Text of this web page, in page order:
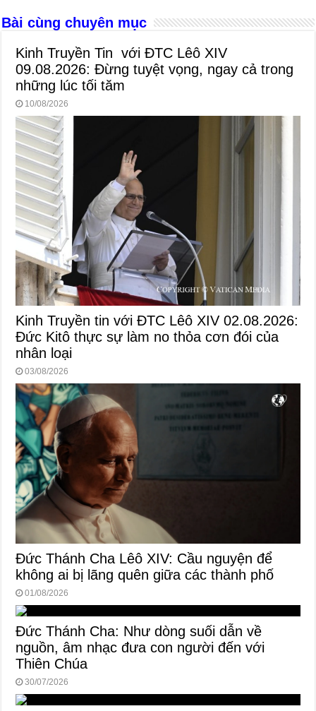
o
k
er p
Bài cùng chuyên mục
Kinh Truyền Tin với ĐTC Lêô XIV
09.08.2026: Đừng tuyệt vọng, ngay cả trong
những lúc tối tăm
10/08/2026
Kinh Truyền tin với ĐTC Lêô XIV 02.08.2026:
Đức Kitô thực sự làm no thỏa cơn đói của
nhân loại
03/08/2026
Đức Thánh Cha Lêô XIV: Cầu nguyện để
không ai bị lãng quên giữa các thành phố
01/08/2026
Đức Thánh Cha: Như dòng suối dẫn về
nguồn, âm nhạc đưa con người đến với
Thiên Chúa
30/07/2026